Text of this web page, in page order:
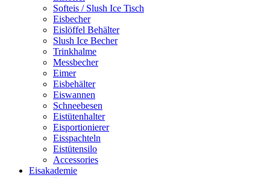
Softeis / Slush Ice Tisch
Eisbecher
Eislöffel Behälter
Slush Ice Becher
Trinkhalme
Messbecher
Eimer
Eisbehälter
Eiswannen
Schneebesen
Eistütenhalter
Eisportionierer
Eisspachteln
Eistütensilo
Accessories
Eisakademie